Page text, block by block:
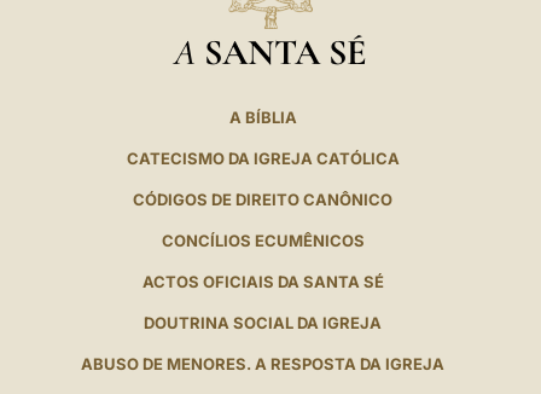
A SANTA SÉ
A BÍBLIA
CATECISMO DA IGREJA CATÓLICA
CÓDIGOS DE DIREITO CANÔNICO
CONCÍLIOS ECUMÊNICOS
ACTOS OFICIAIS DA SANTA SÉ
DOUTRINA SOCIAL DA IGREJA
ABUSO DE MENORES. A RESPOSTA DA IGREJA